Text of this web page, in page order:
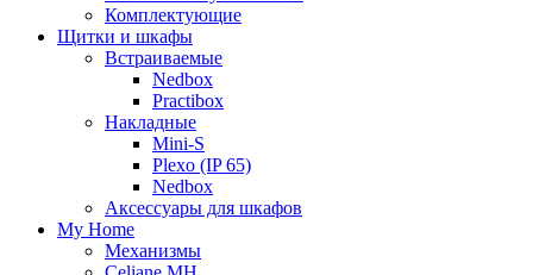
Комплектующие
Щитки и шкафы
Встраиваемые
Nedbox
Practibox
Накладные
Mini-S
Plexo (IP 65)
Nedbox
Аксессуары для шкафов
My Home
Механизмы